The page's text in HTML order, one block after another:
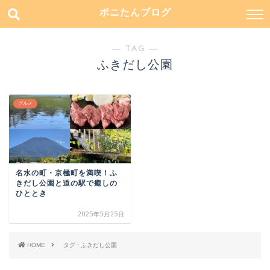
ポニたんブログ
― TAG ―
ふきだし公園
グルメ
名水の町・京極町を満喫！ふ
きだし公園と道の駅で癒しの
ひととき
2025年5月25日
HOME タグ : ふきだし公園